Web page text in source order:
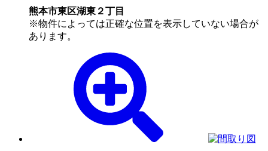
熊本市東区湖東２丁目
※物件によっては正確な位置を表示していない場合が
あります。